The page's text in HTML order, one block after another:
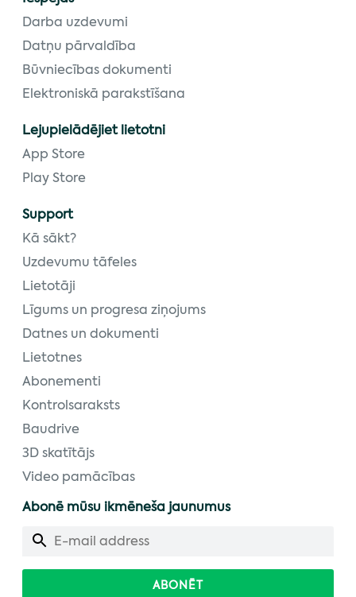
Darba uzdevumi
Datņu pārvaldība
Būvniecības dokumenti
Elektroniskā parakstīšana
Lejupielādējiet lietotni
App Store
Play Store
Support
Kā sākt?
Uzdevumu tāfeles
Lietotāji
Līgums un progresa ziņojums
Datnes un dokumenti
Lietotnes
Abonementi
Kontrolsaraksts
Baudrive
3D skatītājs
Video pamācības
Abonē mūsu ikmēneša jaunumus